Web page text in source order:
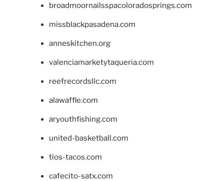
broadmoornailsspacoloradosprings.com
missblackpasadena.com
anneskitchen.org
valenciamarketytaqueria.com
reefrecordsllc.com
alawaffle.com
aryouthfishing.com
united-basketball.com
tios-tacos.com
cafecito-satx.com